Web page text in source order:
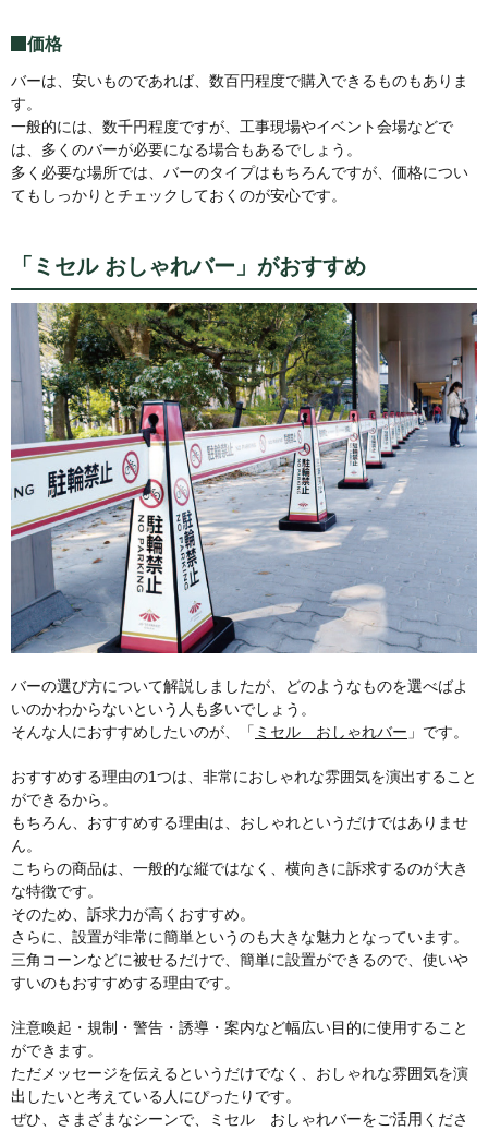
価格
バーは、安いものであれば、数百円程度で購入できるものもありま
す。
一般的には、数千円程度ですが、工事現場やイベント会場などで
は、多くのバーが必要になる場合もあるでしょう。
多く必要な場所では、バーのタイプはもちろんですが、価格につい
てもしっかりとチェックしておくのが安心です。
「ミセル おしゃれバー」がおすすめ
バーの選び方について解説しましたが、どのようなものを選べばよ
いのかわからないという人も多いでしょう。
そんな人におすすめしたいのが、「 ミセル おしゃれバー 」です。
おすすめする理由の1つは、非常におしゃれな雰囲気を演出すること
ができるから。
もちろん、おすすめする理由は、おしゃれというだけではありませ
ん。
こちらの商品は、一般的な縦ではなく、横向きに訴求するのが大き
な特徴です。
そのため、訴求力が高くおすすめ。
さらに、設置が非常に簡単というのも大きな魅力となっています。
三角コーンなどに被せるだけで、簡単に設置ができるので、使いや
すいのもおすすめする理由です。
注意喚起・規制・警告・誘導・案内など幅広い目的に使用すること
ができます。
ただメッセージを伝えるというだけでなく、おしゃれな雰囲気を演
出したいと考えている人にぴったりです。
ぜひ、さまざまなシーンで、ミセル おしゃれバーをご活用くださ